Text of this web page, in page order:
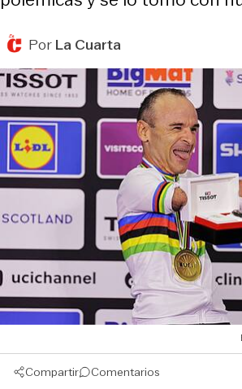
PorLa Cuarta
Compartir Comentarios